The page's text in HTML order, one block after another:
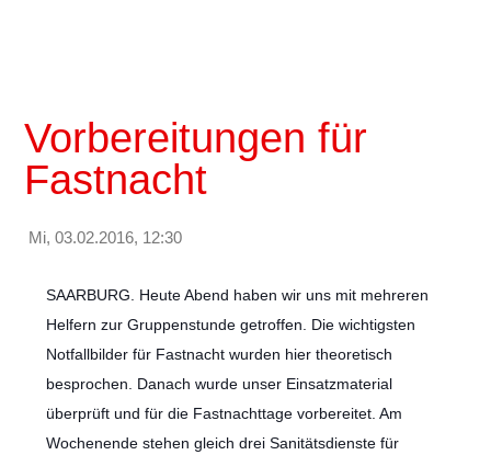
Vorbereitungen für
Fastnacht
Mi, 03.02.2016, 12:30
SAARBURG. Heute Abend haben wir uns mit mehreren
Helfern zur Gruppenstunde getroffen. Die wichtigsten
Notfallbilder für Fastnacht wurden hier theoretisch
besprochen. Danach wurde unser Einsatzmaterial
überprüft und für die Fastnachttage vorbereitet. Am
Wochenende stehen gleich drei Sanitätsdienste für